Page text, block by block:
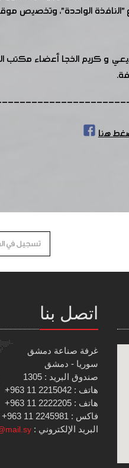
"النافذة الواحدة"، وتخصيص
و كريم الخجا أعضاء مكتب
هنا
اتصل بنا
غرفة صناعة دمشق
سوريا - دمشق
صندوق البريد : 1305
هاتف : 2215042 11 963+
هاتف : 2222205 11 963+
فاكس : 2245981 11 963+
البريد الإلكتروني :